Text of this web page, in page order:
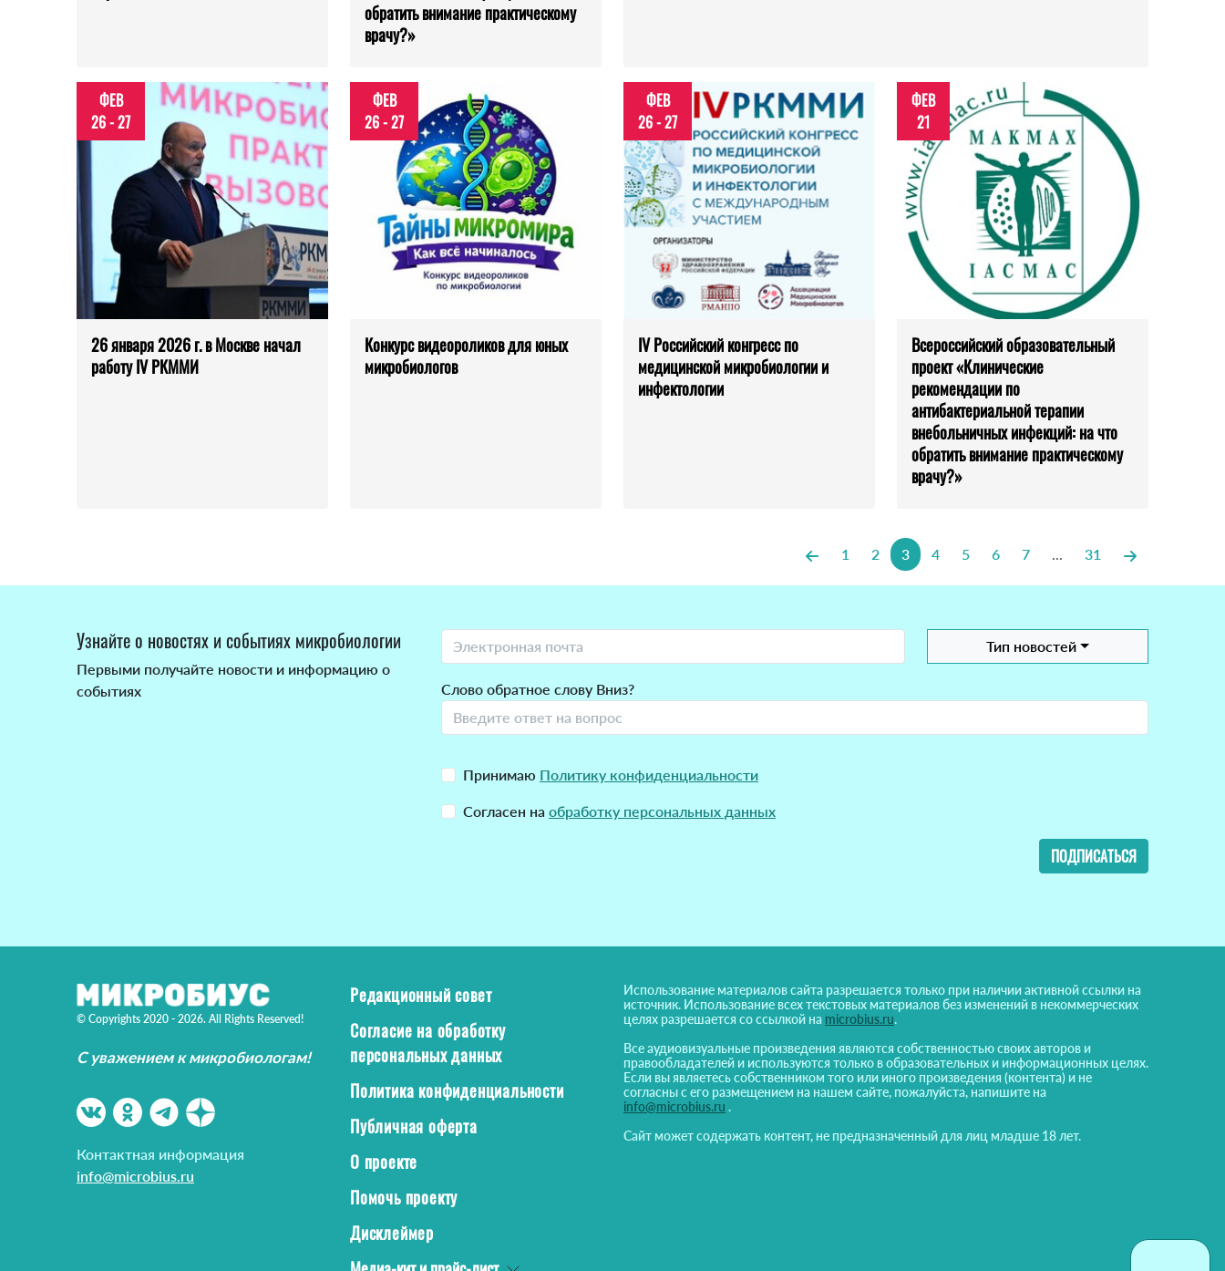
обратить внимание практическому
врачу?»
ФЕВ
26 - 27
26 января 2026 г. в Москве начал
работу IV РКММИ
ФЕВ
26 - 27
Конкурс видеороликов для юных
микробиологов
ФЕВ
26 - 27
IV Российский конгресс по
медицинской микробиологии и
инфектологии
ФЕВ
21
Всероссийский образовательный
проект «Клинические
рекомендации по
антибактериальной терапии
внебольничных инфекций: на что
обратить внимание практическому
врачу?»
1 2 3 4 5 6 7 ... 31
Узнайте о новостях и событиях микробиологии
Первыми получайте новости и информацию о
событиях
Тип новостей
Слово обратное слову Вниз?
Принимаю Политику конфиденциальности
Согласен на обработку персональных данных
ПОДПИСАТЬСЯ
© Copyrights 2020 - 2026. All Rights Reserved!
С уважением к микробиологам!
Контактная информация
info@microbius.ru
Редакционный совет
Согласие на обработку
персональных данных
Политика конфиденциальности
Публичная оферта
О проекте
Помочь проекту
Дисклеймер
Использование материалов сайта разрешается только при наличии активной ссылки на
источник. Использование всех текстовых материалов без изменений в некоммерческих
целях разрешается со ссылкой на microbius.ru.
Все аудиовизуальные произведения являются собственностью своих авторов и
правообладателей и используются только в образовательных и информационных целях.
Если вы являетесь собственником того или иного произведения (контента) и не
согласны с его размещением на нашем сайте, пожалуйста, напишите на
info@microbius.ru .
Сайт может содержать контент, не предназначенный для лиц младше 18 лет.